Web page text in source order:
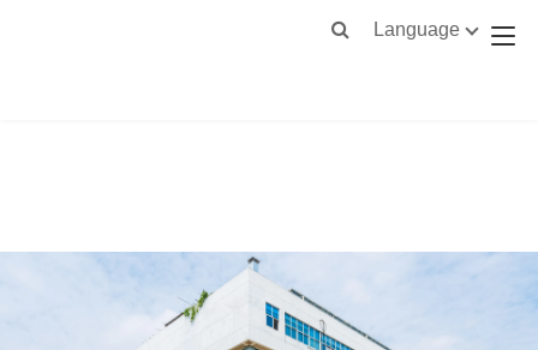
Language